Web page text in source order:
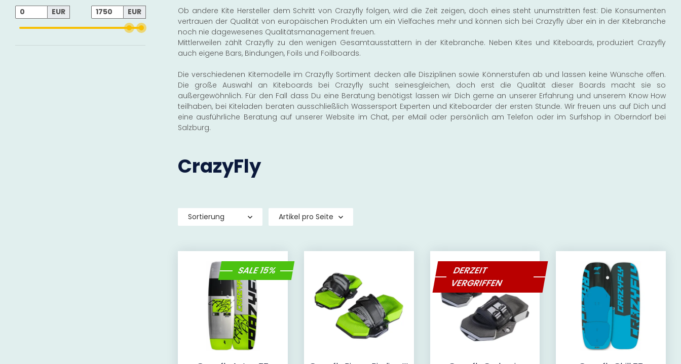
Ob andere Kite Hersteller dem Schritt von Crazyfly folgen, wird die Zeit zeigen, doch eines steht unumstritten fest: Die Konsumenten
vertrauen der Qualität von europäischen Produkten um ein Vielfaches mehr und können sich bei Crazyfly über ein in der Kitebranche
noch nie dagewesenes Qualitätsmanagement freuen.
Mittlerweilen zählt Crazyfly zu den wenigen Gesamtausstattern in der Kitebranche. Neben Kites und Kiteboards, produziert Crazyfly
auch eigene Bars, Bindungen, Foils und Foilboards.
Die verschiedenen Kitemodelle im Crazyfly Sortiment decken alle Disziplinen sowie Könnerstufen ab und lassen keine Wünsche offen.
Die große Auswahl an Kiteboards bei Crazyfly sucht seinesgleichen, doch erst die Qualität dieser Boards macht sie so
außergewöhnlich. Für den Fall dass Du eine Beratung benötigst lassen wir Dich gerne an unserer Erfahrung und unserem Know How
teilhaben, bei Kiteladen beraten ausschließlich Wassersport Experten und Kiteboarder der ersten Stunde. Wir freuen uns auf Dich und
eine ausführliche Beratung auf unserer Website im Chat, per eMail oder persönlich am Telefon oder im Surfshop in Oberndorf bei
Salzburg.
CrazyFly
Sortierung Artikel pro Seite
SALE 15%
DERZEIT
VERGRIFFEN
EUR
EUR